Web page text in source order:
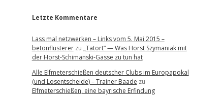
Letzte Kommentare
Lass mal netzwerken – Links vom 5. Mai 2015 –
betonflüstererzu „Tatort“ — Was Horst Szymaniak mit
der Horst-Schimanski-Gasse zu tun hat
Alle Elfmeterschießen deutscher Clubs im Europapokal
(und Losentscheide) – Trainer Baade zu
Elfmeterschießen, eine bayrische Erfindung